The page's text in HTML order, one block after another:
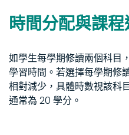
時間分配與課
如學生每學期修讀兩個科目
學習時間。若選擇每學期修
相對減少，具體時數視該科
通常為 20 學分。